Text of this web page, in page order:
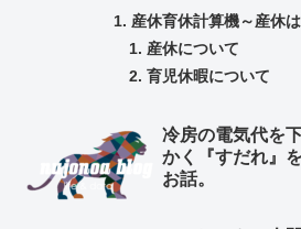
産休育休計算機～産休
産休について
育児休暇について
冷房の電気代を
かく『すだれ』
お話。